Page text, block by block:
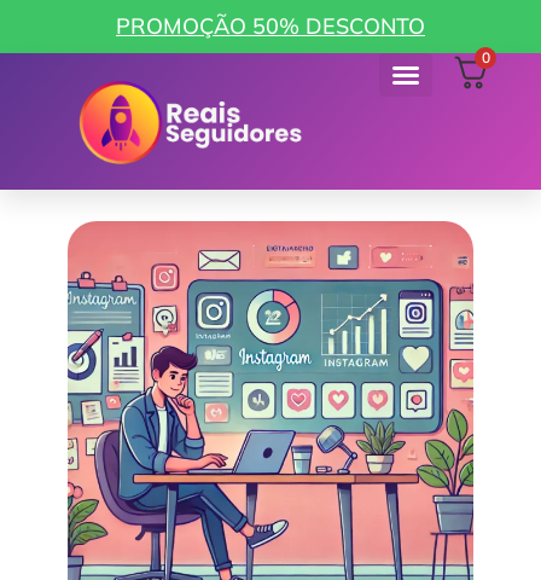
PROMOÇÃO 50% DESCONTO
0